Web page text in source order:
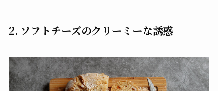
2. ソフトチーズのクリーミーな誘惑